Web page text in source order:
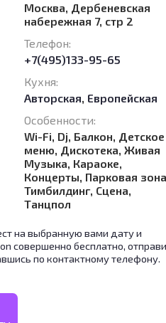
Москва, Дербеневская
набережная 7, стр 2
Телефон:
+7(495)133-95-65
Кухня:
Авторская, Европейская
Особенности:
Wi-Fi, Dj, Балкон, Детское
меню, Дискотека, Живая
Музыка, Караоке,
Концерты, Парковая
Тимбилдинг, Сцена,
Танцпол
на выбранную вами дату и
совершенно бесплатно,
по контактному телефону.